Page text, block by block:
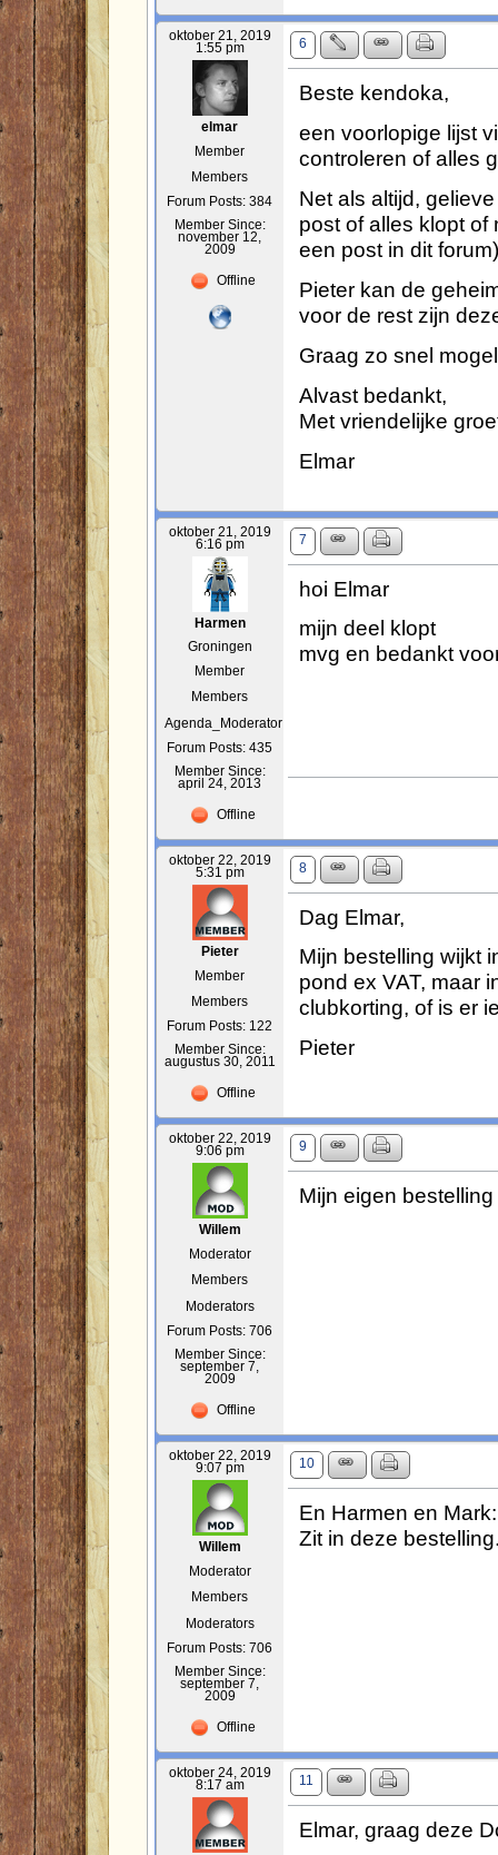
oktober 21, 2019
1:55 pm
elmar
Member
Members
Forum Posts: 384
Member Since:
november 12,
2009
Offline
6
Beste kendoka,
een voorlopige lijst
controleren of alles
Net als altijd,
post of alles klopt of
een post in dit
Pieter kan de
voor de rest zijn
Graag zo snel
Alvast bedankt,
Met vriendelijke
Elmar
oktober 21, 2019
6:16 pm
Harmen
Groningen
Member
Members
Agenda_Moderator
Forum Posts: 435
Member Since:
april 24, 2013
Offline
7
hoi Elmar
mijn deel klopt
mvg en bedankt
oktober 22, 2019
5:31 pm
Pieter
Member
Members
Forum Posts: 122
Member Since:
augustus 30, 2011
Offline
8
Dag Elmar,
Mijn bestelling wijkt
pond ex VAT, maar
clubkorting, of is er
Pieter
oktober 22, 2019
9:06 pm
Willem
Moderator
Members
Moderators
Forum Posts: 706
Member Since:
september 7,
2009
Offline
9
Mijn eigen
oktober 22, 2019
9:07 pm
Willem
Moderator
Members
Moderators
Forum Posts: 706
Member Since:
september 7,
2009
Offline
10
En Harmen en
Zit in deze
oktober 24, 2019
8:17 am
11
Elmar, graag deze